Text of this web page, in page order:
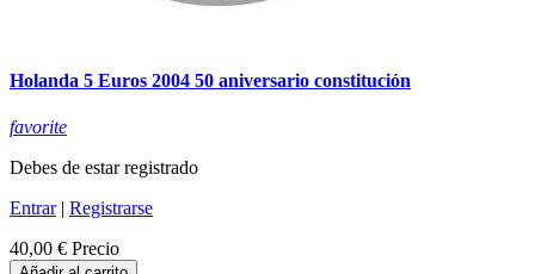
Holanda 5 Euros 2004 50 aniversario constitución
favorite
Debes de estar registrado
Entrar| Registrarse
40,00 € Precio